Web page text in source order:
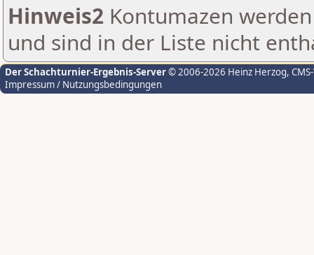
Hinweis2 Kontumazen
und sind in der Liste nicht
Der Schachturnier-Ergebnis-Server© 2006-2026 Heinz Herzog,
Impressum / Nutzungsbedingungen